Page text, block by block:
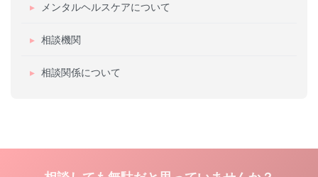
メンタルヘルスケアについて
相談機関
相談関係について